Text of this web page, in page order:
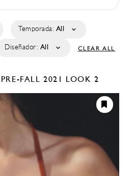
Temporada: All
Diseñador: All CLEAR ALL
PRE-FALL 2021 LOOK 2